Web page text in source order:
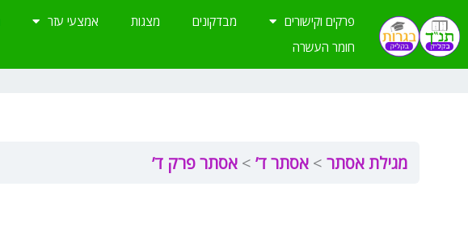
לתוכן
פרקים וקישורים מבדקונים מצגות אמצעי עזר
חומר העשרה
מגילת אסתר אסתר ד’ אסתר פרק ד’